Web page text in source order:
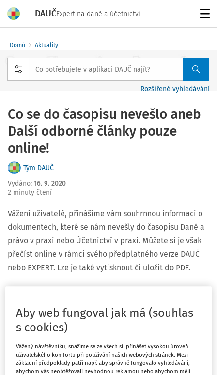
DAUČExpert na daně a účetnictví
Domů Aktuality
Rozšířené vyhledávání
Co se do časopisu nevešlo aneb
Další odborné články pouze
online!
Tým DAUČ
Vydáno: 16. 9. 2020
2 minuty čtení
Vážení uživatelé, přinášíme vám souhrnnou informaci o
dokumentech, které se nám nevešly do časopisu Daně a
právo v praxi nebo Účetnictví v praxi. Můžete si je však
přečíst online v rámci svého předplatného verze DAUČ
nebo EXPERT. Lze je také vytisknout či uložit do PDF.
Publikovali jsme pro vás následující téma:
Finanční arbitr jako efektivní alternativa k civilnímu
Aby web fungoval jak má (souhlas
s cookies)
Vážený návštěvníku, snažíme se ze všech sil přinášet vysokou úroveň
uživatelského komfortu při používání našich webových stránek. Mezi
základní předpoklady patří např. aby správně fungovalo vyhledávání,
abychom vás neobtěžovali nevhodnou reklamou nebo abychom měli